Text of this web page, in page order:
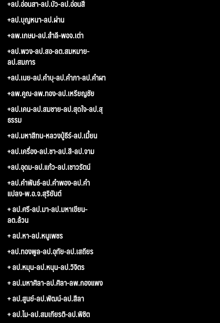
+ลป.อ่อนสา-ลป.บัว-ลป.อ่อนสี
+ลป.บุญหนา-ลป.ผ่าน
+ลพ.เกษม-ลป.สำลี-พอจ.เต่า
+ลป.พวง-ลป.สอ-ลต.สมหมาย-
ลป.สมภาร
+ลป.เนย-ลป.คำบุ-ลป.คำภา-ลป.คำผา
+ลพ.คูณ-ลพ.ทอง-ลป.เหรียญชัย
+ลป.เคน-ลป.สมชาย-ลป.สุดใจ-ลป.สุ
ธรรม
+ลป.มหาสีทน-หลวงปู่ธีร์-ลป.เมี้ยน
+ลป.เครื่อง-ลป.ชา-ลป.สี-ลป.จาม
+ลป.อุดม-ลป.แก้ว-ลป.เชาวรัตน์
+ลป.คำพันธ์-ลป.คำพอง-ลป.คำ
แปลง-พ.อ.จ.สุริยันต์
+ ลป.ศรี-ลป.มา-ลป.มหาเขียน-
ลต.ล้วน
+ ลป.หา-ลป.หนูเพชร
+ลป.ทองพูล-ลป.อุทัย-ลป.เสถียร
+ ลป.หมุน-ลป.หนุน-ลป.วิจิตร
+ ลป.มหาศิลา-ลป.ศิลา-ลพ.กองแพง
+ ลป.สูนย์-ลป.พัฒน์-ลป.สีลา
+ ลป.ไม-ลป.สมเกียรติ-ลป.พิชิต